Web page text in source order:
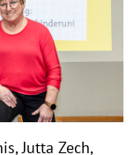
Jutta Zech,
h
i